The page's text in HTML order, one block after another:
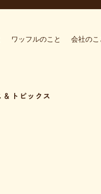
ワッフルのこと 会社のこ